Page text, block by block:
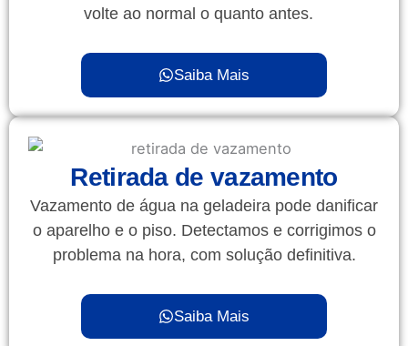
volte ao normal o quanto antes.
Saiba Mais
Retirada de vazamento
Vazamento de água na geladeira pode danificar
o aparelho e o piso. Detectamos e corrigimos o
problema na hora, com solução definitiva.
Saiba Mais